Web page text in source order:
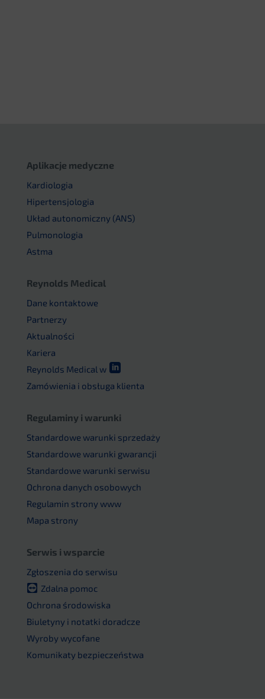
Aplikacje medyczne
Kardiologia
Hipertensjologia
Układ autonomiczny (ANS)
Pulmonologia
Astma
Reynolds Medical
Dane kontaktowe
Partnerzy
Aktualności
Kariera
Reynolds Medical w 
Zamówienia i obsługa klienta
Regulaminy i warunki
Standardowe warunki sprzedaży
Standardowe warunki gwarancji
Standardowe warunki serwisu
Ochrona danych osobowych
Regulamin strony www
Mapa strony
Serwis i wsparcie
Zgłoszenia do serwisu
Zdalna pomoc
Ochrona środowiska
Biuletyny i notatki doradcze
Wyroby wycofane
Komunikaty bezpieczeństwa